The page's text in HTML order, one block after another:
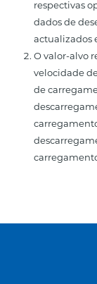
respectivas
dados de
actualizados
O valor-alvo
velocidade
de